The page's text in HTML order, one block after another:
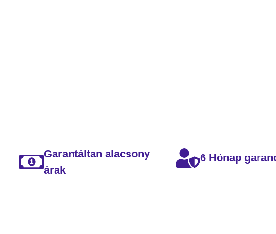
Garantáltan alacsony
árak
6 Hónap